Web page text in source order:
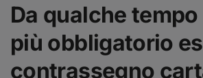
Da qualche
più obbligatorio
contrassegno